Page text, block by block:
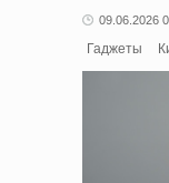
09.06.2026
Гаджеты